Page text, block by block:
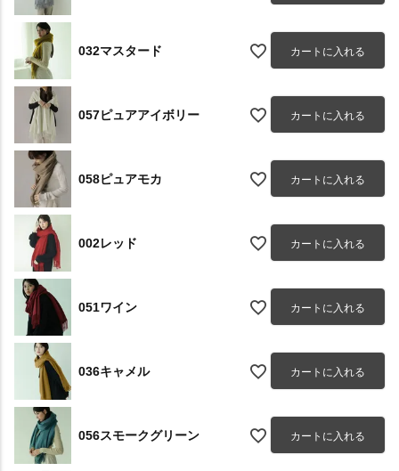
032マスタード カートに入れる
057ピュアアイボリー カートに入れる
058ピュアモカ カートに入れる
002レッド カートに入れる
051ワイン カートに入れる
036キャメル カートに入れる
056スモークグリーン カートに入れる